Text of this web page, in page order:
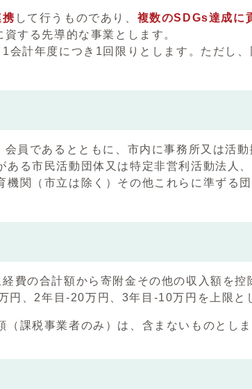
して行うものであり、 複数のSDGs達成に
する先導的な事業とします。
計年度につき1回限りとします。ただし
会員であるとともに、市内に事務所又は活
る市民活動団体又は特定非営利活動法人
関（市立は除く）その他これらに準ずる
費の合計額から寄附金その他の収入額を控
円、2年目-20万円、3年目-10万円を上限と
課税事業者のみ）は、含まないものとしま